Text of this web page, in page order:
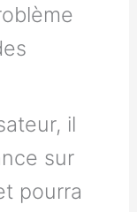
il
sur
pourra